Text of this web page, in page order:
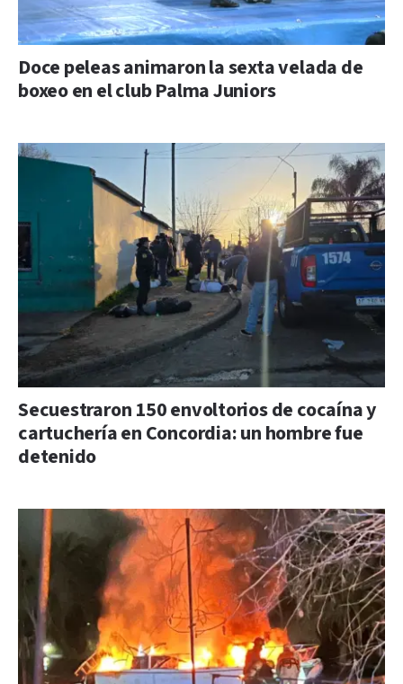
Doce peleas animaron la sexta velada de
boxeo en el club Palma Juniors
Secuestraron 150 envoltorios de cocaína y
cartuchería en Concordia: un hombre fue
detenido